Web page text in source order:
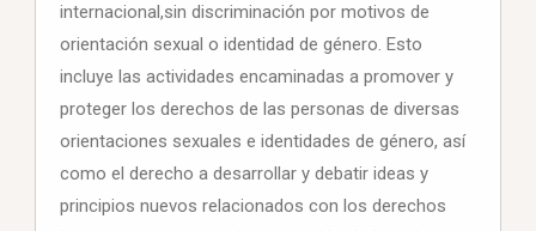
internacional,sin discriminación por motivos de
orientación sexual o identidad de género. Esto
incluye las actividades encaminadas a promover y
proteger los derechos de las personas de diversas
orientaciones sexuales e identidades de género, así
como el derecho a desarrollar y debatir ideas y
principios nuevos relacionados con los derechos